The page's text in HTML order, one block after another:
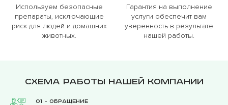
Используем безопасные
препараты, исключающие
риск для людей и домашних
животных.
Гарантия на выполнение
услуги обеспечит вам
уверенность в результате
нашей работы.
Схема работы нашей компании
01 - Обращение